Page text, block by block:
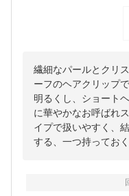
繊細なパールとクリ
ーフのヘアクリップ
明るくし、ショート
に華やかなお呼ばれ
イプで扱いやすく、
する、一つ持ってお